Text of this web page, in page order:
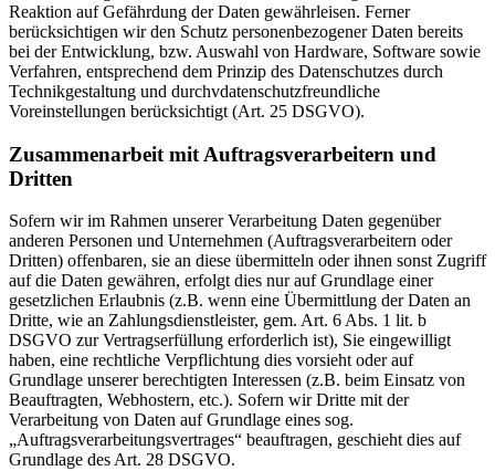
Reaktion auf Gefährdung der Daten gewährleisen. Ferner
berücksichtigen wir den Schutz personenbezogener Daten bereits
bei der Entwicklung, bzw. Auswahl von Hardware, Software sowie
Verfahren, entsprechend dem Prinzip des Datenschutzes durch
Technikgestaltung und durchvdatenschutzfreundliche
Voreinstellungen berücksichtigt (Art. 25 DSGVO).
Zusammenarbeit mit Auftragsverarbeitern und
Dritten
Sofern wir im Rahmen unserer Verarbeitung Daten gegenüber
anderen Personen und Unternehmen (Auftragsverarbeitern oder
Dritten) offenbaren, sie an diese übermitteln oder ihnen sonst Zugriff
auf die Daten gewähren, erfolgt dies nur auf Grundlage einer
gesetzlichen Erlaubnis (z.B. wenn eine Übermittlung der Daten an
Dritte, wie an Zahlungsdienstleister, gem. Art. 6 Abs. 1 lit. b
DSGVO zur Vertragserfüllung erforderlich ist), Sie eingewilligt
haben, eine rechtliche Verpflichtung dies vorsieht oder auf
Grundlage unserer berechtigten Interessen (z.B. beim Einsatz von
Beauftragten, Webhostern, etc.). Sofern wir Dritte mit der
Verarbeitung von Daten auf Grundlage eines sog.
„Auftragsverarbeitungsvertrages“ beauftragen, geschieht dies auf
Grundlage des Art. 28 DSGVO.